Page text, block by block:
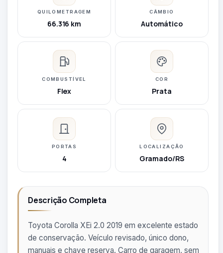
QUILOMETRAGEM
66.316 km
CÂMBIO
Automático
COMBUSTÍVEL
Flex
COR
Prata
PORTAS
4
LOCALIZAÇÃO
Gramado/RS
Descrição Completa
Toyota Corolla XEi 2.0 2019 em excelente estado
de conservação. Veículo revisado, único dono,
manuais e chave reserva. Carro de garagem, sem